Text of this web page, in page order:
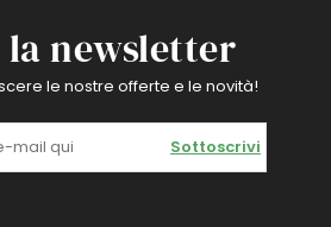
la newsletter
le nostre offerte e le novità!
Sottoscrivi